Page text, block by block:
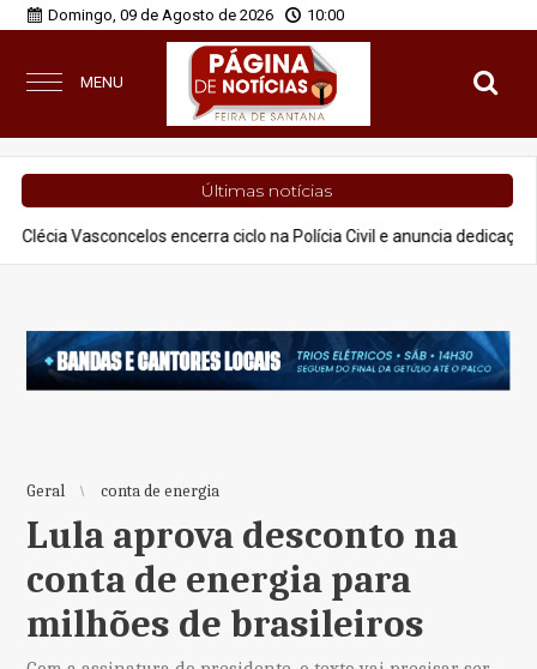
Domingo, 09 de Agosto de 2026 10:00
MENU
Últimas notícias
encerra ciclo na Polícia Civil e anuncia dedicação à
Geral conta de energia
Lula aprova desconto na
conta de energia para
milhões de brasileiros